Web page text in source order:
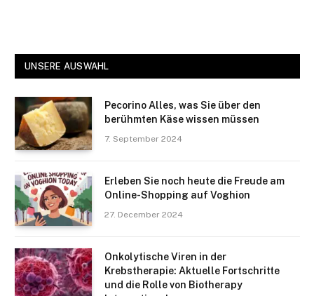
UNSERE AUSWAHL
Pecorino Alles, was Sie über den
berühmten Käse wissen müssen
7. September 2024
Erleben Sie noch heute die Freude am
Online-Shopping auf Voghion
27. December 2024
Onkolytische Viren in der
Krebstherapie: Aktuelle Fortschritte
und die Rolle von Biotherapy